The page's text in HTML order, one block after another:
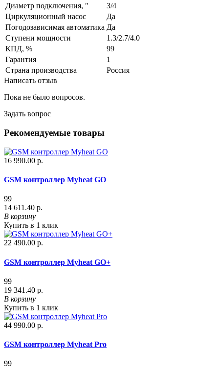
Диаметр подключения, "
3/4
Циркуляционный насос
Да
Погодозависимая автоматика Да
Ступени мощности
1.3/2.7/4.0
КПД, %
99
Гарантия
1
Страна производства
Россия
Написать отзыв
Пока не было вопросов.
Задать вопрос
Рекомендуемые товары
16 990.00 р.
GSM контроллер Myheat GO
99
14 611.40 р.
В корзину
Купить в 1 клик
22 490.00 р.
GSM контроллер Myheat GO+
99
19 341.40 р.
В корзину
Купить в 1 клик
44 990.00 р.
GSM контроллер Myheat Pro
99